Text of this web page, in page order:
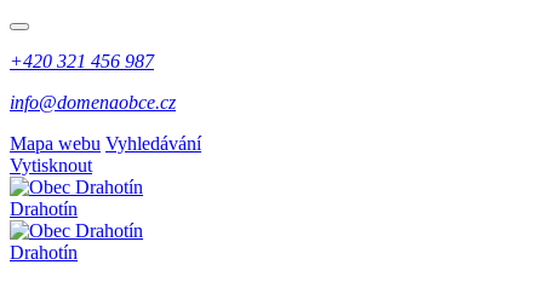
+420 321 456 987
info@domenaobce.cz
Mapa webu Vyhledávání
Vytisknout
Drahotín
Drahotín